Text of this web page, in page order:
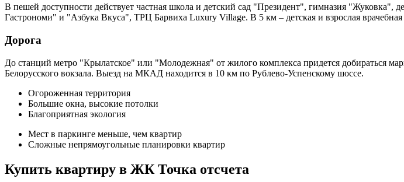
В пешей доступности действует частная школа и детский сад "Президент", гимназия
Гастрономи" и "Азбука Вкуса", ТРЦ Барвиха Luxury Village. В 5 км – детская и взрослая
Дорога
До станций метро "Крылатское" или "Молодежная" от жилого комплекса придется добираться
Белорусского вокзала. Выезд на МКАД находится в 10 км по Рублево-Успенскому шоссе.
Огороженная территория
Большие окна, высокие потолки
Благоприятная экология
Мест в паркинге меньше, чем квартир
Сложные непрямоугольные планировки квартир
Купить квартиру в ЖК Точка отсчета